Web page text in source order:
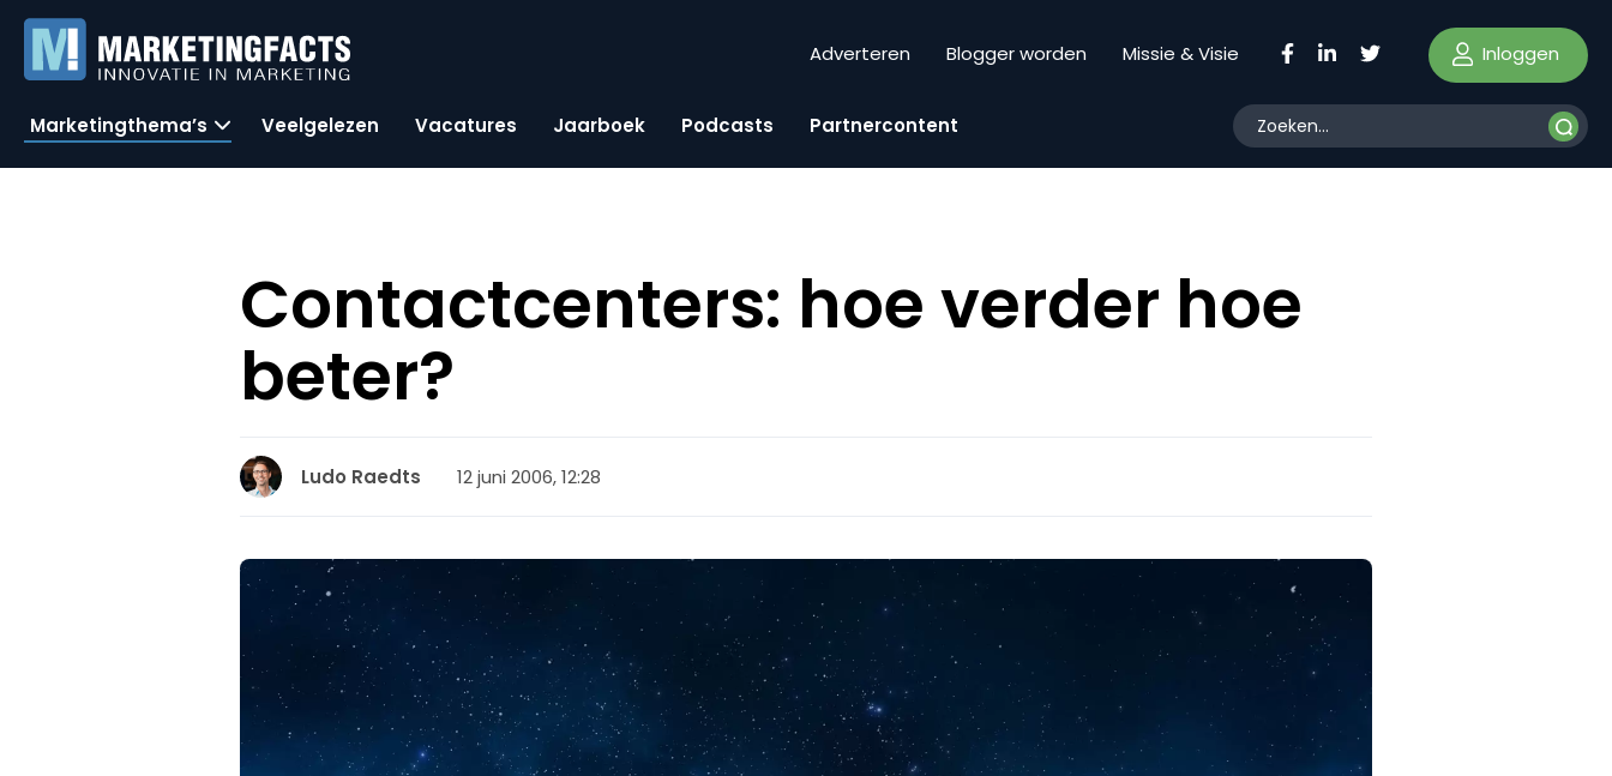
Adverteren Blogger worden Missie & Visie Inloggen
Marketingthema’s Veelgelezen Vacatures Jaarboek Podcasts Partnercontent
Contactcenters: hoe verder hoe
beter?
Ludo Raedts 12 juni 2006, 12:28